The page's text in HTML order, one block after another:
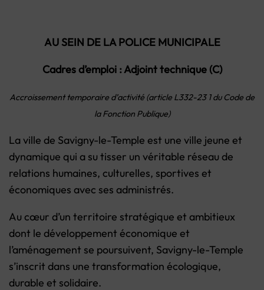
AU SEIN DE LA POLICE MUNICIPALE
Cadres d’emploi : Adjoint technique (C)
Accroissement temporaire d’activité (article L332-23 1 du Code de
la Fonction Publique)
La ville de Savigny-le-Temple est une ville jeune et
dynamique qui a su tisser un véritable réseau de
relations humaines, culturelles, sportives et
économiques avec ses administrés.
Au cœur d’un territoire stratégique et ambitieux
dont le développement économique et
l’aménagement se poursuivent, Savigny-le-Temple
s’inscrit dans une transformation écologique,
durable et solidaire.